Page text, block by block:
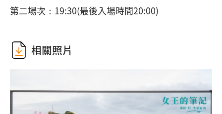
第二場次：19:30(最後入場時間20:00)
相關照片